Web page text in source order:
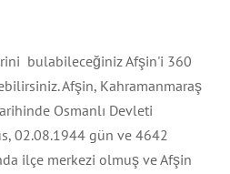
bulabileceğiniz Afşin'i 360
Afşin, Kahramanmaraş
Osmanlı Devleti
02.08.1944 gün ve 4642
ilçe merkezi olmuş ve Afşin